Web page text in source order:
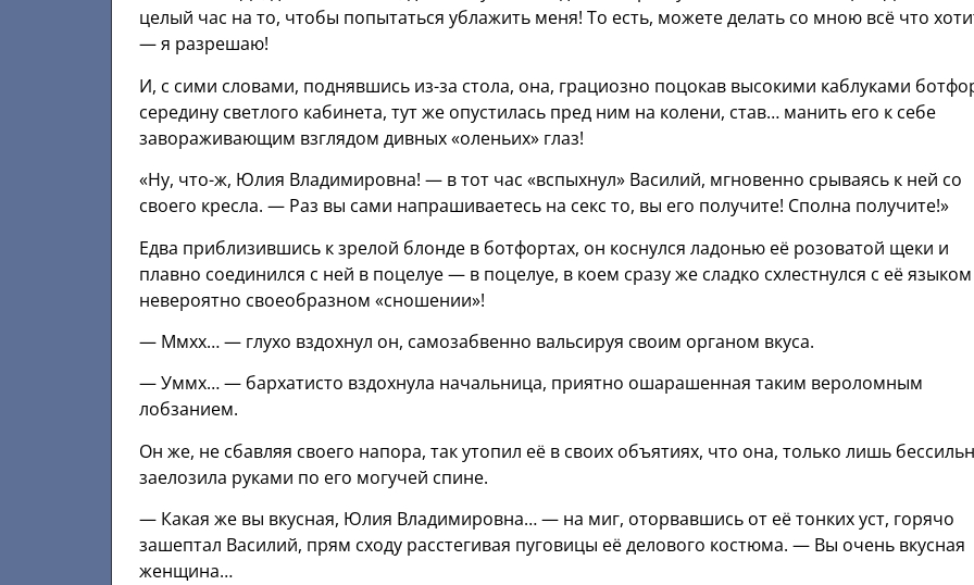
целый час на то, чтобы попытаться ублажить меня! То есть, можете делать со мною всё что
— я разрешаю!
И, с сими словами, поднявшись из-за стола, она, грациозно поцокав высокими каблуками
середину светлого кабинета, тут же опустилась пред ним на колени, став… манить его к себе
завораживающим взглядом дивных «оленьих» глаз!
«Ну, что-ж, Юлия Владимировна! — в тот час «вспыхнул» Василий, мгновенно срываясь к ней со
своего кресла. — Раз вы сами напрашиваетесь на секс то, вы его получите! Сполна получите!»
Едва приблизившись к зрелой блонде в ботфортах, он коснулся ладонью её розоватой щеки и
плавно соединился с ней в поцелуе — в поцелуе, в коем сразу же сладко схлестнулся с её
невероятно своеобразном «сношении»!
— Ммхх… — глухо вздохнул он, самозабвенно вальсируя своим органом вкуса.
— Уммх… — бархатисто вздохнула начальница, приятно ошарашенная таким вероломным
лобзанием.
Он же, не сбавляя своего напора, так утопил её в своих объятиях, что она, только лишь
заелозила руками по его могучей спине.
— Какая же вы вкусная, Юлия Владимировна… — на миг, оторвавшись от её тонких уст, горячо
зашептал Василий, прям сходу расстегивая пуговицы её делового костюма. — Вы очень вкусная
женщина…